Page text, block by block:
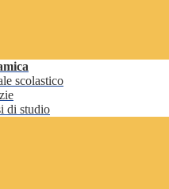
scolastico
di studio